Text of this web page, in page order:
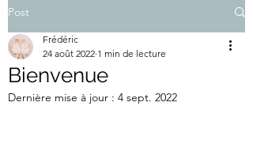
Post
Bienvenue
Frédéric
24 août 2022 1 min de lecture
Dernière mise à jour : 4 sept. 2022